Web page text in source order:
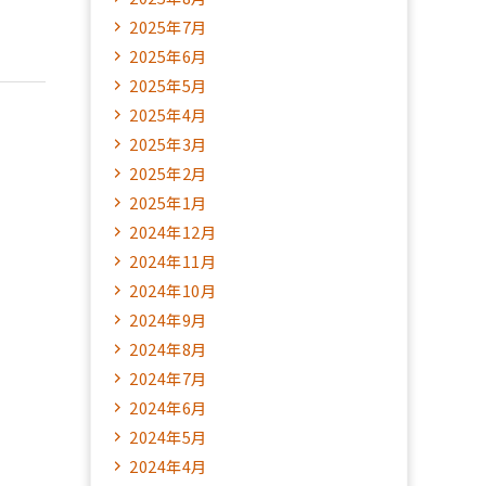
2025年7月
2025年6月
2025年5月
2025年4月
2025年3月
2025年2月
2025年1月
2024年12月
2024年11月
2024年10月
2024年9月
2024年8月
2024年7月
2024年6月
2024年5月
2024年4月